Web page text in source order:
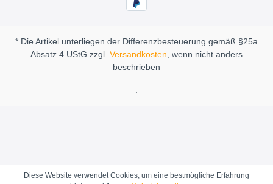
* Die Artikel unterliegen der Differenzbesteuerung gemäß §25a
Absatz 4 UStG zzgl. Versandkosten, wenn nicht anders
beschrieben
.
Diese Website verwendet Cookies, um eine bestmögliche Erfahrung